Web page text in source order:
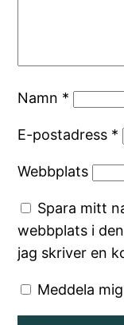
Namn *
E-postadress *
Webbplats
Spara mitt
webbplats i
jag skriver en
Meddela